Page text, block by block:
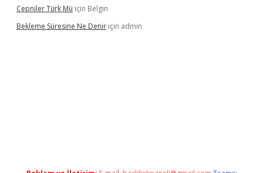
Çepniler Türk Mü için Belgin
Bekleme Süresine Ne Denir için admin